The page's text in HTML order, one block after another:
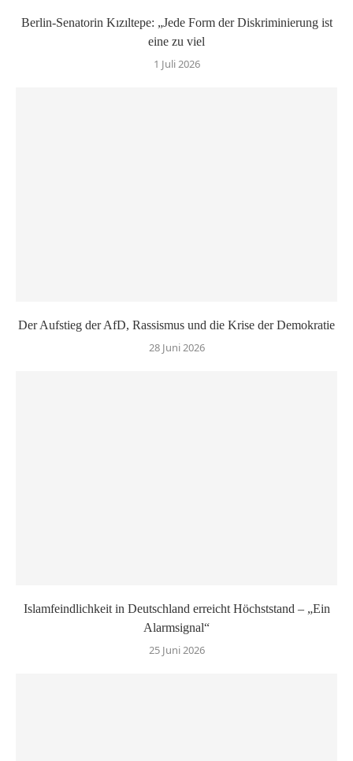
Berlin-Senatorin Kızıltepe: „Jede Form der Diskriminierung ist
eine zu viel
1 Juli 2026
Der Aufstieg der AfD, Rassismus und die Krise der Demokratie
28 Juni 2026
Islamfeindlichkeit in Deutschland erreicht Höchststand – „Ein
Alarmsignal“
25 Juni 2026